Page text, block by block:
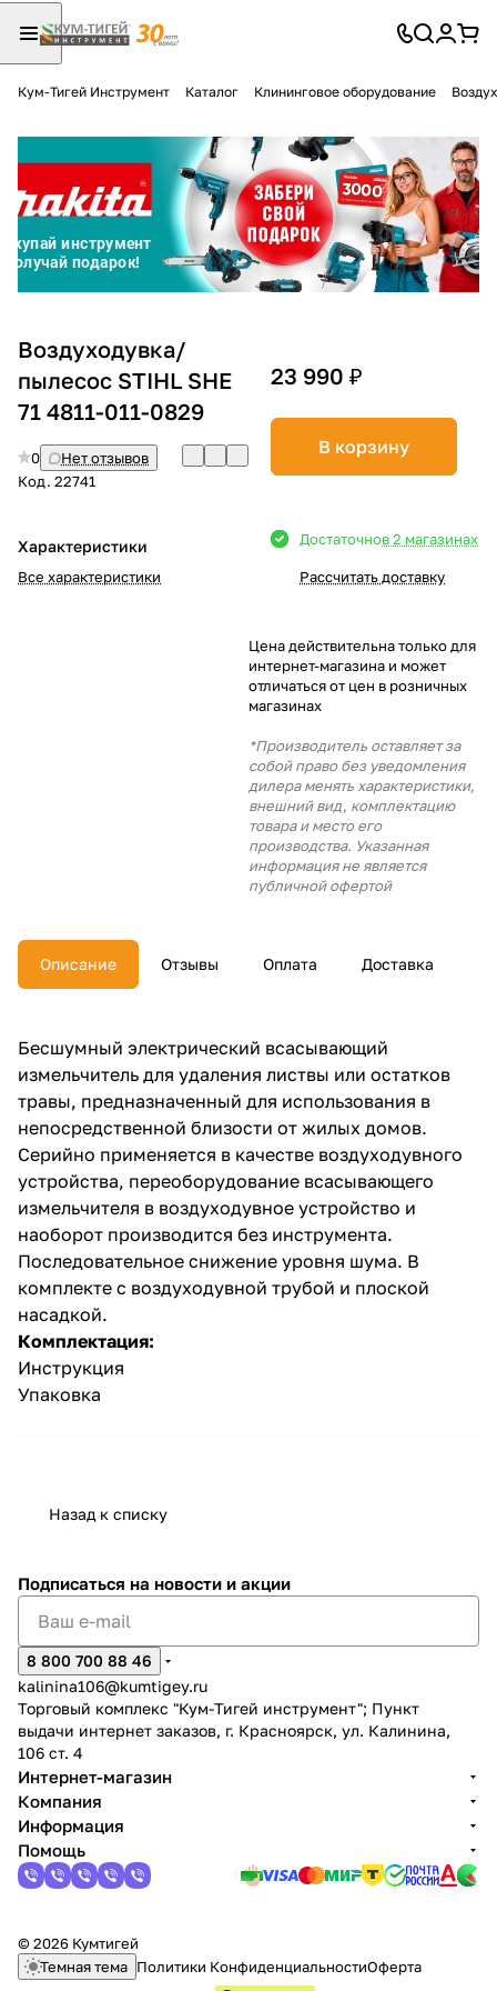
Кум-Тигей Инструмент Каталог Клининговое оборудование
Воздуходувка/
пылесос STIHL SHE
71 4811-011-0829
0
Нет отзывов
Код. 22741
Характеристики
Все характеристики
23 990 ₽
В корзину
Достаточнов 2 магазинах
Рассчитать доставку
Цена действительна только для
интернет-магазина и может
отличаться от цен в розничных
магазинах
*Производитель оставляет за
собой право без уведомления
дилера менять характеристики,
внешний вид, комплектацию
товара и место его
производства. Указанная
информация не является
публичной офертой
Описание Отзывы Оплата Доставка
Бесшумный электрический всасывающий
измельчитель для удаления листвы или остатков
травы, предназначенный для использования в
непосредственной близости от жилых домов.
Серийно применяется в качестве воздуходувного
устройства, переоборудование всасывающего
измельчителя в воздуходувное устройство и
наоборот производится без инструмента.
Последовательное снижение уровня шума. В
комплекте с воздуходувной трубой и плоской
насадкой.
Комплектация:
Инструкция
Упаковка
Назад к списку
Подписаться на новости и акции
8 800 700 88 46
kalinina106@kumtigey.ru
Торговый комплекс "Кум-Тигей инструмент"; Пункт
выдачи интернет заказов, г. Красноярск, ул. Калинина,
106 ст. 4
Интернет-магазин
Компания
Информация
Помощь
© 2026 Кумтигей
Темная тема Политики КонфиденциальностиОферта
Разбейте
оплатуна части
без переплат
График платежей
Сегодня
в корзину
% картой любого банка
выбранный способом
% будут
с вашей карты
каждые 2 недели
Подробнее
25
раз в 2
недели
Остались вопросы?
8 800 302-02-51
plait.ru